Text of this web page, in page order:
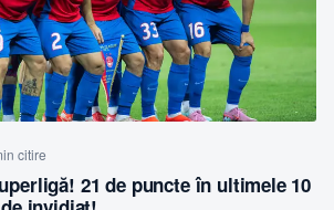
citire
21 de puncte în ultimele 10